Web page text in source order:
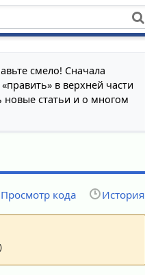
смело! Сначала
в верхней части
новые статьи и о многом
Просмотр кода История